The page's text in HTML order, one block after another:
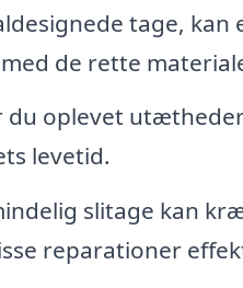
tage, kan
de rette
du oplevet
levetid.
slitage kan
reparationer